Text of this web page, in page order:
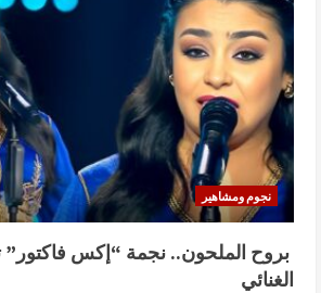
نجوم ومشاهير
بروح الملحون.. نجمة “إكس فاكتور”
الغنائي